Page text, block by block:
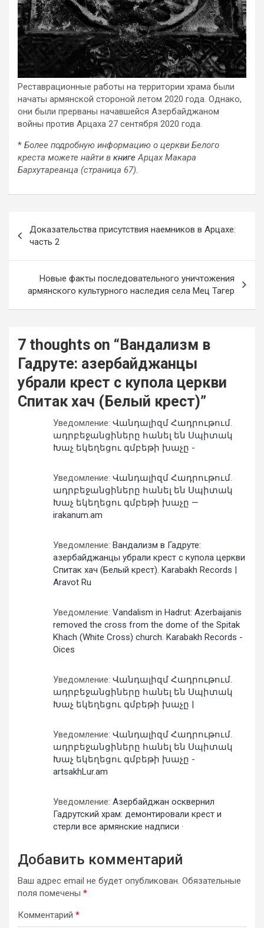
Реставрационные работы на территории храма были
начаты армянской стороной летом 2020 года. Однако,
они были прерваны начавшейся Азербайджаном
войны против Арцаха 27 сентября 2020 года.
* Более подробную информацию о церкви Белого
креста можете найти в книгеАрцах Макара
Бархутареанца (страница 67).
по
записям
Доказательства присутствия наемников в Арцахе:
часть 2
Новые факты последовательного уничтожения
армянского культурного наследия села Мец Тагер
7 thoughts on “ Вандализм в
Гадруте: азербайджанцы
убрали крест с купола церкви
Спитак хач (Белый крест)”
Уведомление: Վանդալիզմ Հադրութում.
ադրբեջանցիները հանել են Սպիտակ
Խաչ եկեղեցու գմբեթի խաչը -
Уведомление: Վանդալիզմ Հադրութում.
ադրբեջանցիները հանել են Սպիտակ
Խաչ եկեղեցու գմբեթի խաչը —
irakanum.am
Уведомление: Вандализм в Гадруте:
азербайджанцы убрали крест с купола церкви
Спитак хач (Белый крест). Karabakh Records |
Aravot Ru
Уведомление: Vandalism in Hadrut: Azerbaijanis
removed the cross from the dome of the Spitak
Khach (White Cross) church. Karabakh Records -
Oices
Уведомление: Վանդալիզմ Հադրութում.
ադրբեջանցիները հանել են Սպիտակ
Խաչ եկեղեցու գմբեթի խաչը |
Уведомление: Վանդալիզմ Հադրութում.
ադրբեջանցիները հանել են Սպիտակ
Խաչ եկեղեցու գմբեթի խաչը -
artsakhLur.am
Уведомление: Азербайджан осквернил
Гадрутский храм: демонтировали крест и
стерли все армянские надписи ·
Добавить комментарий
Ваш адрес email не будет опубликован. Обязательные
поля помечены *
Комментарий *